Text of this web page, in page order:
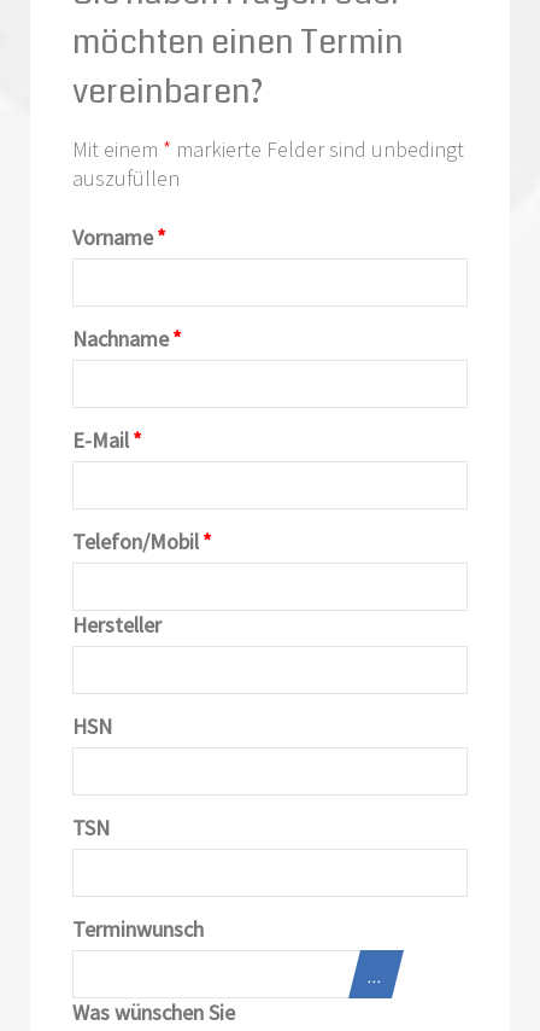
möchten einen Termin
vereinbaren?
Mit einem * markierte Felder sind unbedingt
auszufüllen
Vorname*
Nachname*
E-Mail*
Telefon/Mobil*
Hersteller
HSN
TSN
Terminwunsch
...
Was wünschen Sie